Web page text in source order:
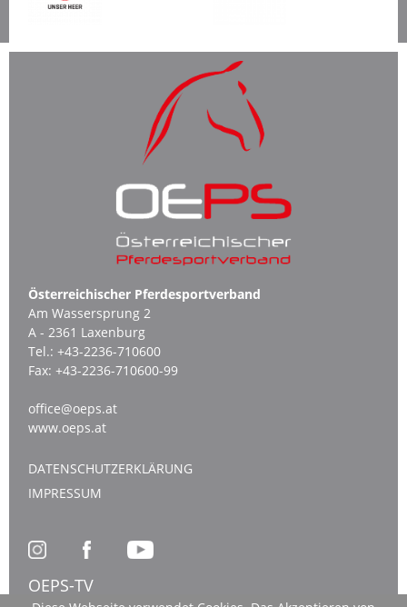
Österreichischer Pferdesportverband
Am Wassersprung 2
A - 2361 Laxenburg
Tel.: +43-2236-710600
Fax: +43-2236-710600-99
office@oeps.at
www.oeps.at
DATENSCHUTZERKLÄRUNG
IMPRESSUM
OEPS-TV